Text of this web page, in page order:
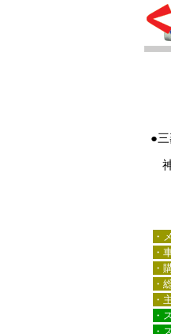
●三
神
・
・
・
・
・
・
・